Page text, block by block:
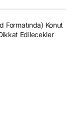
Formatında) Konut
Edilecekler